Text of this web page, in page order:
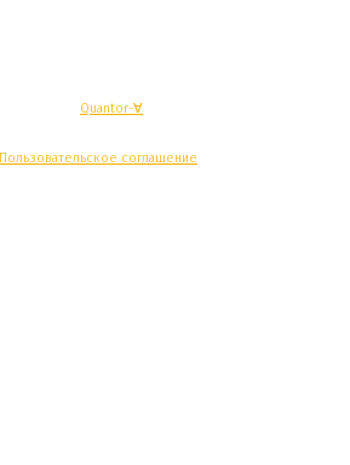
Quantor-∀
Пользовательское соглашение